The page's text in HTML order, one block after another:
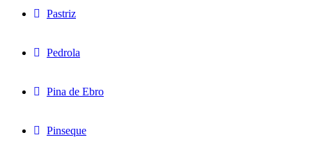
Pastriz
Pedrola
Pina de Ebro
Pinseque